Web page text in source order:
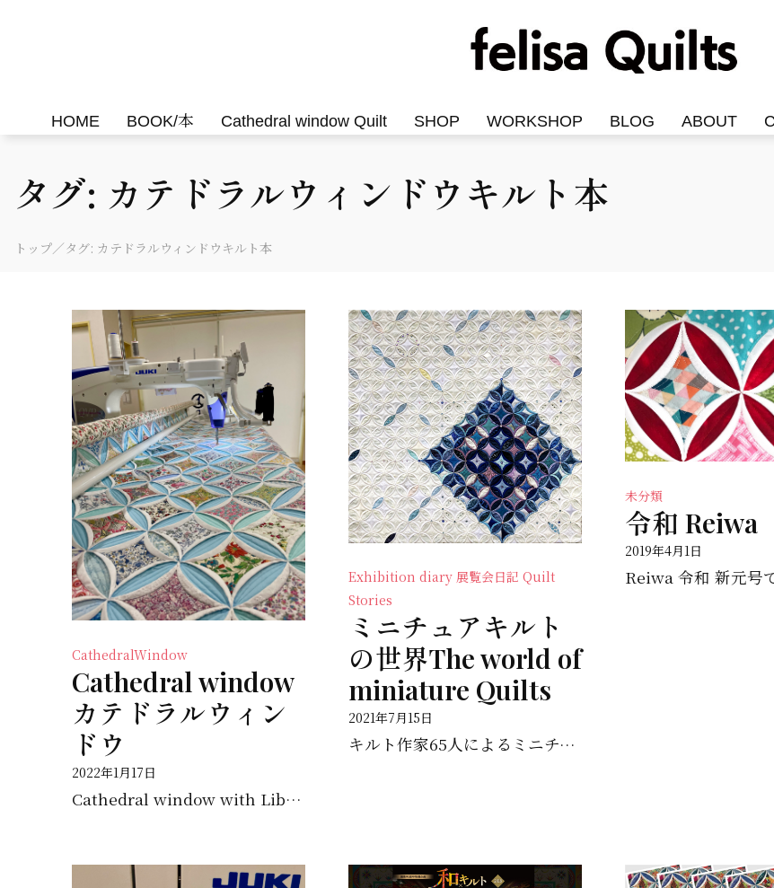
HOME BOOK/本 Cathedral window Quilt SHOP WORKSHOP BLOG ABOUT
タグ: カテドラルウィンドウキルト本
トップ／タグ: カテドラルウィンドウキルト本
CathedralWindow
Cathedral window
カテドラルウィン
ドウ
2022年1月17日
Cathedral window with Liberty print I love the Lib...
Exhibition diary 展覧会日記 Quilt
Stories
ミニチュアキルト
の世界The world of
miniature Quilts
2021年7月15日
キルト作家65人によるミニチュアキルトの世界 Cathedral Window カテドラルウィンドウ...
未分類
令和 Reiwa
2019年4月1日